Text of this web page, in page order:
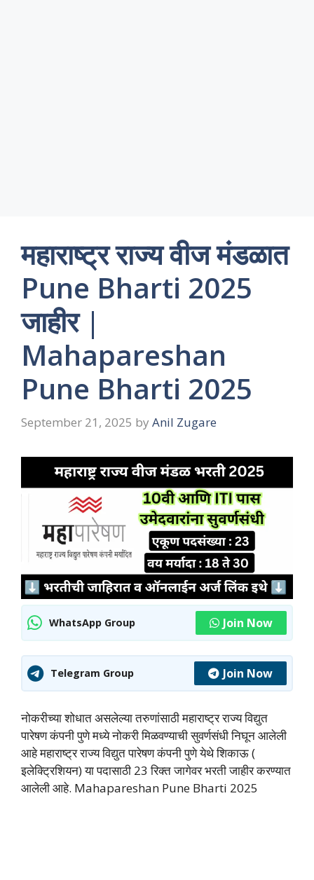
महाराष्ट्र राज्य वीज मंडळात
Pune Bharti 2025
जाहीर |
Mahapareshan
Pune Bharti 2025
September 21, 2025 by Anil Zugare
WhatsApp Group Join Now
Telegram Group Join Now
नोकरीच्या शोधात असलेल्या तरुणांसाठी महाराष्ट्र राज्य विद्युत
पारेषण कंपनी पुणे मध्ये नोकरी मिळवण्याची सुवर्णसंधी निघून आलेली
आहे महाराष्ट्र राज्य विद्युत पारेषण कंपनी पुणे येथे शिकाऊ (
इलेक्ट्रिशियन) या पदासाठी 23 रिक्त जागेवर भरती जाहीर करण्यात
आलेली आहे. Mahapareshan Pune Bharti 2025